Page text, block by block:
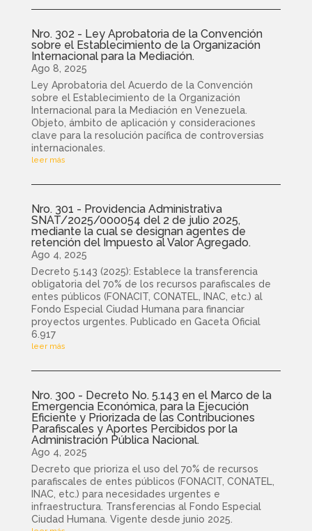
Nro. 302 - Ley Aprobatoria de la Convención
sobre el Establecimiento de la Organización
Internacional para la Mediación.
Ago 8, 2025
Ley Aprobatoria del Acuerdo de la Convención
sobre el Establecimiento de la Organización
Internacional para la Mediación en Venezuela.
Objeto, ámbito de aplicación y consideraciones
clave para la resolución pacífica de controversias
internacionales.
leer más
Nro. 301 - Providencia Administrativa
SNAT/2025/000054 del 2 de julio 2025,
mediante la cual se designan agentes de
retención del Impuesto al Valor Agregado.
Ago 4, 2025
Decreto 5.143 (2025): Establece la transferencia
obligatoria del 70% de los recursos parafiscales de
entes públicos (FONACIT, CONATEL, INAC, etc.) al
Fondo Especial Ciudad Humana para financiar
proyectos urgentes. Publicado en Gaceta Oficial
6.917
leer más
Nro. 300 - Decreto No. 5.143 en el Marco de la
Emergencia Económica, para la Ejecución
Eficiente y Priorizada de las Contribuciones
Parafiscales y Aportes Percibidos por la
Administración Pública Nacional.
Ago 4, 2025
Decreto que prioriza el uso del 70% de recursos
parafiscales de entes públicos (FONACIT, CONATEL,
INAC, etc.) para necesidades urgentes e
infraestructura. Transferencias al Fondo Especial
Ciudad Humana. Vigente desde junio 2025.